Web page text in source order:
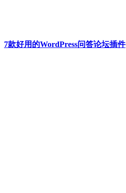
7款好用的WordPress问答论坛插件